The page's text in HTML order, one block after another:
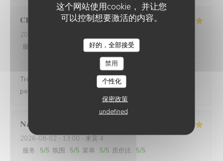
这个网站使用cookie， 并让您
可以控制想要激活的内容。
好的，全部接受
禁用
个性化
保密政策
undefined
Christine D
2026-07-25
服务
菜单:5 /5 质价比:
Très belle carte avec du choix Service nickel, le
personnel est très accueillant et serviable
Nathalie
2026-08-02 - 13:00 - 来宾 4
服务 : 5/5 氛围 : 5/5 菜单 : 5/5 质价比 : 5/5
LES TERRASSES DU PORT